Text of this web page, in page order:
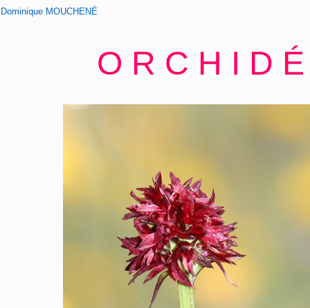
Dominique MOUCHENÉ
O R C H I D